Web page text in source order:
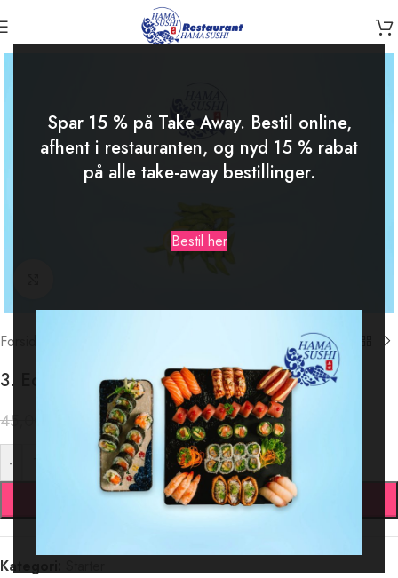
Spar 15 % på Take Away. Bestil online,
afhent i restauranten, og nyd 15 % rabat
på alle take-away bestillinger.
Bestil her
Forside
3. Edamamebønner Salt
45,00 38,25kr.
-
TILFØJ TIL KURV
Kategori: